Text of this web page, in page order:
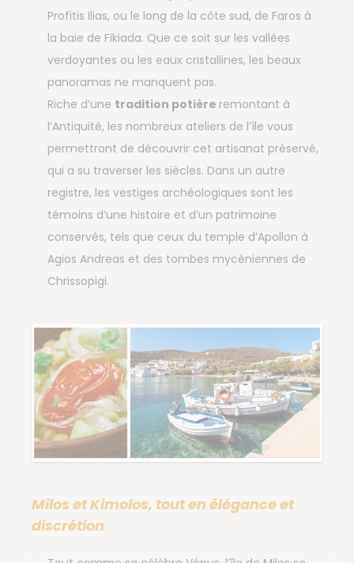
Profitis Ilias, ou le long de la côte sud, de Faros à
la baie de Fikiada. Que ce soit sur les vallées
verdoyantes ou les eaux cristallines, les beaux
panoramas ne manquent pas.
Riche d’une tradition potière remontant à
l’Antiquité, les nombreux ateliers de l’île vous
permettront de découvrir cet artisanat préservé,
qui a su traverser les siècles. Dans un autre
registre, les vestiges archéologiques sont les
témoins d’une histoire et d’un patrimoine
conservés, tels que ceux du temple d’Apollon à
Agios Andreas et des tombes mycéniennes de
Chrissopigi.
Milos et Kimolos, tout en élégance et
discrétion